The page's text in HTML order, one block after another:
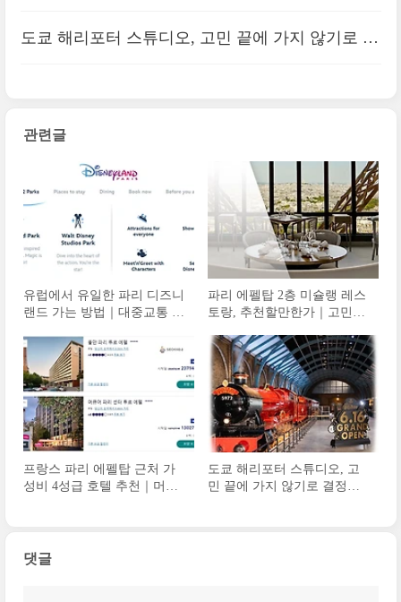
도쿄 해리포터 스튜디오, 고민 끝에 가지 않기로 결
관련글
유럽에서 유일한 파리 디즈니
랜드 가는 방법｜대중교통 기
파리 에펠탑 2층 미슐랭 레스
토랑, 추천할만한가｜고민하
Jules Verne
프랑스 파리 에펠탑 근처 가
성비 4성급 호텔 추천｜머큐
도쿄 해리포터 스튜디오, 고
민 끝에 가지 않기로 결정한
댓글